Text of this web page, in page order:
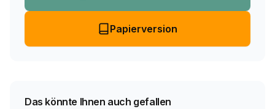
Papierversion
Das könnte Ihnen auch gefallen